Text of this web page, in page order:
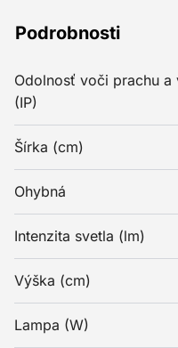
Podrobnosti
Odolnosť voči prachu a
(IP)
Šírka (cm)
Ohybná
Intenzita svetla (lm)
Výška (cm)
Lampa (W)